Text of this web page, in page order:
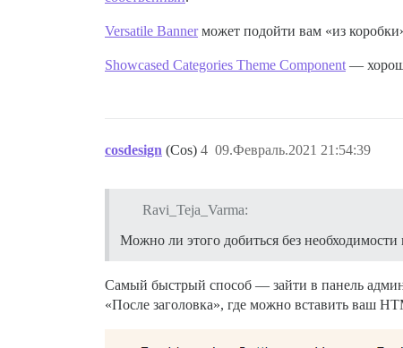
Versatile Bannerможет подойти вам «из
Showcased Categories Theme Component —
cosdesign (Cos) 09.Февраль.2021 21:54:39
4
Ravi_Teja_Varma:
Можно ли этого добиться без
Самый быстрый способ — зайти в панель
«После заголовка», где можно вставить ваш